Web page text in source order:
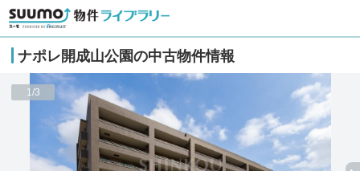
ナポレ開成山公園の中古物件情報
1/3